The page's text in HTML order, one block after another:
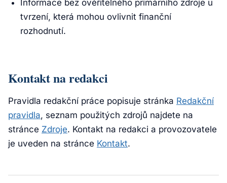
Informace bez ověřitelného primárního zdroje u
tvrzení, která mohou ovlivnit finanční
rozhodnutí.
Kontakt na redakci
Pravidla redakční práce popisuje stránka Redakční
pravidla, seznam použitých zdrojů najdete na
stránce Zdroje. Kontakt na redakci a provozovatele
je uveden na stránce Kontakt.